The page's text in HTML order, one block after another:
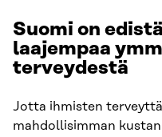
Suomi on
laajempaa
terveydestä
Jotta ihmisten
mahdollisimman